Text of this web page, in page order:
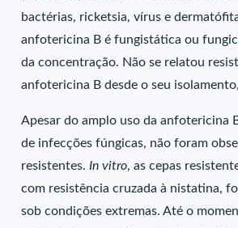
bactérias, ricketsia, vírus e
anfotericina B é fungistática ou
da concentração. Não se relatou
anfotericina B desde o seu
Apesar do amplo uso da anfotericina
de infecções fúngicas, não foram
resistentes. In vitro, as cepas
com resistência cruzada à nistatina,
sob condições extremas. Até o